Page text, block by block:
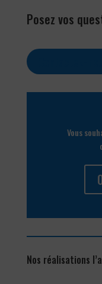
Posez vos
Vous
Nos réalisations